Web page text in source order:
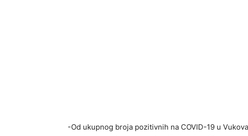
-Od ukupnog broja pozitivnih na COVID-19 u